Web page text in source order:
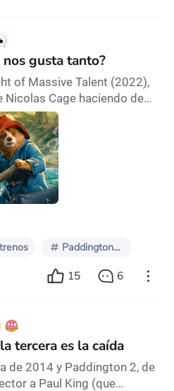
gusta tanto?
of Massive Talent (2022),
Nicolas Cage haciendo de
a su amigo mafioso Javi
cuáles son sus
los tiempos. Javi enlista
resulta ser Paddington 2.
propone ver la película
concuerda co
PaddingtonEnPerú
15 6
tercera es la caída
de 2014 y Paddington 2, de
a Paul King (que